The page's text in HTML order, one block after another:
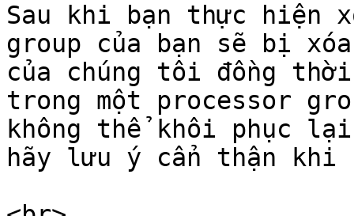
Sau khi bạn thực hiện
group của bạn sẽ bị
của chúng tôi đồng
trong một processor
không thể khôi phục
hãy lưu ý cẩn thận khi